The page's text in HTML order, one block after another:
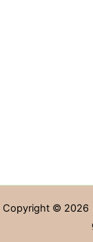
Copyright © 2026